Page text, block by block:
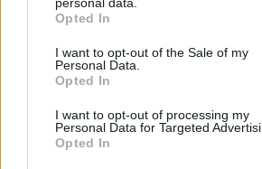
grant or deny consent to Google and its
use your data for below specified
consent section.
Opted In
I want to opt-out of the Sale of my
Personal Data.
Opted In
I want to opt-out of processing my
Personal Data for Targeted
Opted In
RECEPT